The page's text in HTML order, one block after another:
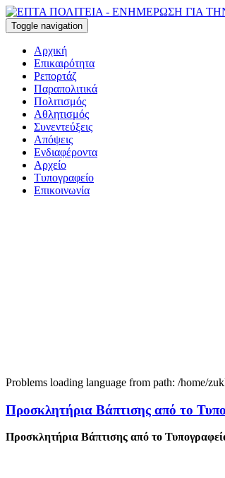
Toggle navigation
Αρχική
Επικαιρότητα
Ρεπορτάζ
Παραπολιτικά
Πολιτισμός
Αθλητισμός
Συνεντεύξεις
Απόψεις
Ενδιαφέροντα
Αρχείο
Τυπογραφείο
Επικοινωνία
Problems loading language from path: /home/
Προσκλητήρια Βάπτισης από το
Προσκλητήρια Βάπτισης από το